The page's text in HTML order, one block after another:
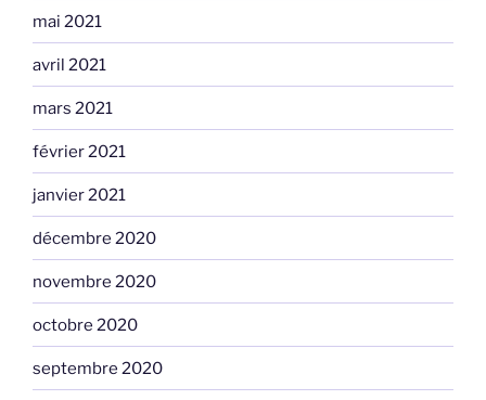
mai 2021
avril 2021
mars 2021
février 2021
janvier 2021
décembre 2020
novembre 2020
octobre 2020
septembre 2020